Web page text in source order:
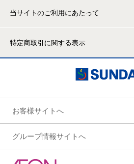
当サイトのご利用にあたって
特定商取引に関する表示
お客様サイトへ
グループ情報サイトへ